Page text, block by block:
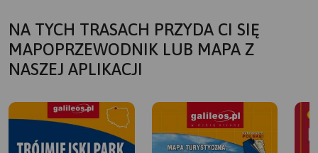
NA TYCH TRASACH PRZYDA CI SIĘ
MAPOPRZEWODNIK LUB MAPA Z
NASZEJ APLIKACJI